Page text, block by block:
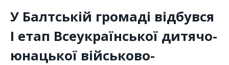
У Балтській громаді відбувся
І етап Всеукраїнської дитячо-
юнацької військово-